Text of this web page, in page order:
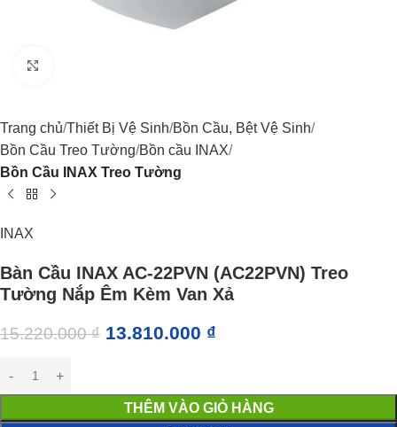
Trang chủ Thiết Bị Vệ Sinh Bồn Cầu, Bệt Vệ Sinh
Bồn Cầu Treo Tường Bồn cầu INAX
Bồn Cầu INAX Treo Tường
INAX
Bàn Cầu INAX AC-22PVN (AC22PVN) Treo
Tường Nắp Êm Kèm Van Xả
15.220.000₫ 13.810.000 ₫
THÊM VÀO GIỎ HÀNG